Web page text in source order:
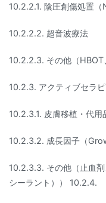
10.2.2.1. 陰圧創傷処置（
10.2.2.2. 超音波療法
10.2.2.3. その他（HBOT
10.2.3. アクティブセラ
10.2.3.1. 皮膚移植・代用
10.2.3.2. 成長因子（
10.2.3.3. その他（止血
シーラント）） 10.2.4.